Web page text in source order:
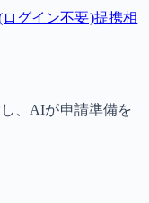
グイン不要)提携相
、AIが申請準備を